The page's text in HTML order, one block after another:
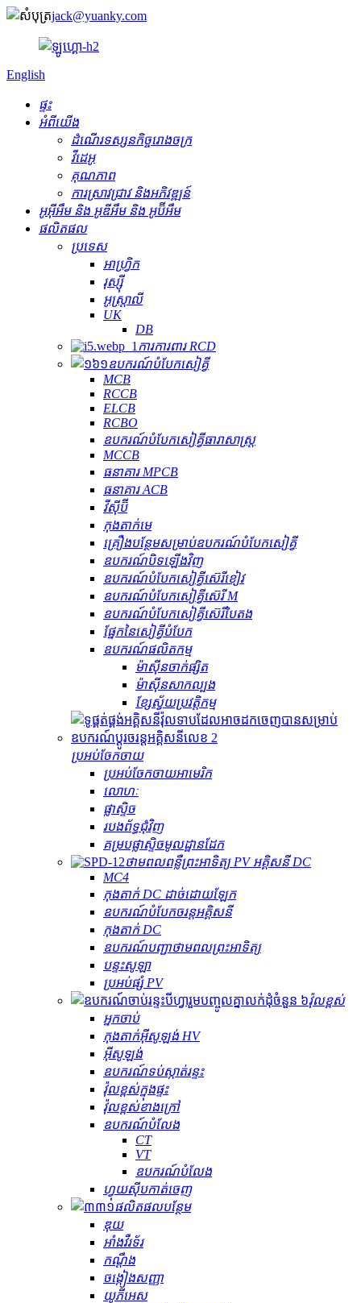
jack@yuanky.com
English
ផ្ទះ
អំពីយើង
ដំណើរទស្សនកិច្ចរោងចក្រ
វីដេអូ
គុណភាព
ការស្រាវជ្រាវ និងអភិវឌ្ឍន៍
អូអ៊ីអឹម និង អូឌីអឹម និង អូប៊ីអឹម
ផលិតផល
ប្រទេស
អាហ្វ្រិក
រុស្ស៊ី
អូស្ត្រាលី
UK
DB
ការការពារ RCD
ឧបករណ៍​បំបែក​សៀគ្វី
MCB
RCCB
ELCB
RCBO
ឧបករណ៍បំបែកសៀគ្វីធារាសាស្ត្រ
MCCB
ធនាគារ MPCB
ធនាគារ ACB
វីស៊ីប៊ី
កុងតាក់មេ
គ្រឿងបន្ថែមសម្រាប់ឧបករណ៍បំបែកសៀគ្វី
ឧបករណ៍បិទឡើងវិញ
ឧបករណ៍បំបែកសៀគ្វីស៊េរីខៀវ
ឧបករណ៍បំបែកសៀគ្វីស៊េរី M
ឧបករណ៍បំបែកសៀគ្វីស៊េរីបៃតង
ផ្នែកនៃសៀគ្វីបំបែក
ឧបករណ៍ផលិតកម្ម
ម៉ាស៊ីនចាក់ផ្សិត
ម៉ាស៊ីនសាកល្បង
ខ្សែស្វ័យប្រវត្តិកម្ម
ប្រអប់ចែកចាយ
ប្រអប់ចែកចាយអាមេរិក
លោហៈ
ផ្លាស្ទិច
របងព័ទ្ធជុំវិញ
គម្របផ្លាស្ទិចមូលដ្ឋានដែក
ថាមពលពន្លឺព្រះអាទិត្យ PV អគ្គិសនី DC
MC4
កុងតាក់ DC ដាច់ដោយឡែក
ឧបករណ៍បំបែកចរន្តអគ្គិសនី
កុងតាក់ DC
ឧបករណ៍បញ្ជាថាមពលព្រះអាទិត្យ
បន្ទះសូឡា
ប្រអប់ផ្សំ PV
វ៉ុលខ្ពស់
អ្នកចាប់
កុងតាក់​អ៊ីសូឡង់ HV
អ៊ីសូឡង់
ឧបករណ៍​ទប់ស្កាត់​រន្ទះ
វ៉ុលខ្ពស់ក្នុងផ្ទះ
វ៉ុលខ្ពស់ខាងក្រៅ
ឧបករណ៍បំលែង
CT
VT
ឧបករណ៍បំលែង
ហ្វុយស៊ីបកាត់ចេញ
ផលិតផលបន្ថែម
ឌុយ
អាំងវឺរទ័រ
កណ្ដឹង
ចង្កៀងសញ្ញា
យូភីអេស